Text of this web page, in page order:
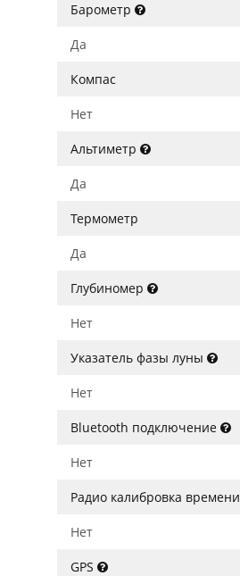
Барометр
Да
Компас
Нет
Альтиметр
Да
Термометр
Да
Глубиномер
Нет
Указатель фазы луны
Нет
Bluetooth подключение
Нет
Радио калибровка времени
Нет
GPS